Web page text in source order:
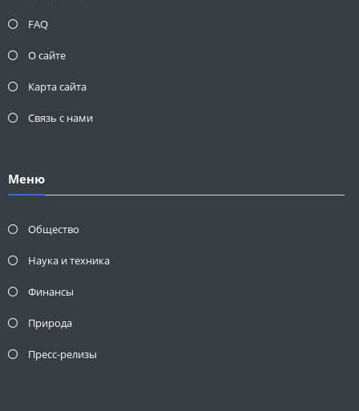
FAQ
О сайте
Карта сайта
Связь с нами
Меню
Общество
Наука и техника
Финансы
Природа
Пресс-релизы